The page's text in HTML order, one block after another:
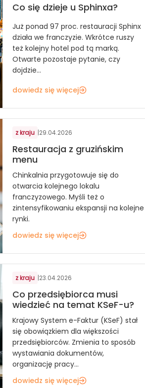
Co się dzieje u Sphinxa?
Już ponad 97 proc. restauracji Sphinx
działa we franczyzie. Wkrótce ruszy
też kolejny hotel pod tą marką.
Otwarte pozostaje pytanie, czy
dojdzie...
dowiedz się więcej
z kraju |29.04.2026
Restauracja z gruzińskim
menu
Chinkalnia przygotowuje się do
otwarcia kolejnego lokalu
franczyzowego. Myśli też o
zintensyfikowaniu ekspansji na kolejne
rynki.
dowiedz się więcej
z kraju |23.04.2026
Co przedsiębiorca musi
wiedzieć na temat KSeF-u?
Krajowy System e-Faktur (KSeF) stał
się obowiązkiem dla większości
przedsiębiorców. Zmienia to sposób
wystawiania dokumentów,
organizację pracy...
dowiedz się więcej